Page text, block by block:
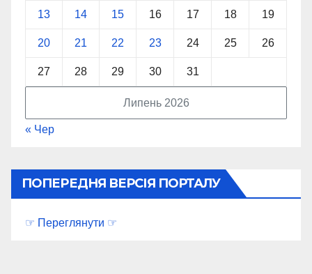
Липень 2026
13 14 15 16 17 18 19
20 21 22 23 24 25 26
27 28 29 30 31
« Чер
ПОПЕРЕДНЯ ВЕРСІЯ ПОРТАЛУ
☞ Переглянути ☞